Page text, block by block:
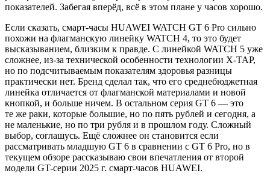
показателей. Забегая вперёд, всё в этом плане у часов хорошо.
Если сказать, смарт-часы HUAWEI WATCH GT 6 Pro сильно
похожи на флагманскую линейку WATCH 4, то это будет
высказыванием, близким к правде. С линейкой WATCH 5 уже
сложнее, из-за технической особенности технологии X-TAP,
но по подсчитываемым показателям здоровья разницы
практически нет. Бренд сделал так, что его среднебюджетная
линейка отличается от флагманской материалами и новой
кнопкой, и больше ничем. В остальном серия GT 6 — это
те же раки, которые большие, но по пять рублей и сегодня, а
не маленькие, но по три рубля и в прошлом году. Сложный
выбор, соглашусь. Ещё сложнее он становится если
рассматривать младшую GT 6 в сравнении с GT 6 Pro, но в
текущем обзоре рассказываю свои впечатления от второй
модели GT-серии 2025 г. смарт-часов HUAWEI.